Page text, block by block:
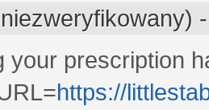
your prescription
https://